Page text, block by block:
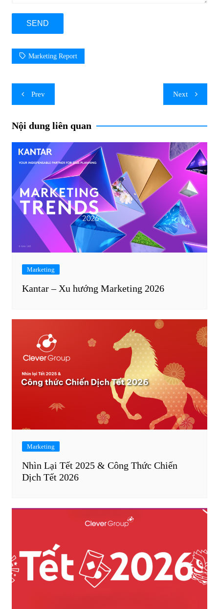
Marketing Report
Post
navigation
Prev Next
Nội dung liên quan
Marketing
Kantar – Xu hướng Marketing 2026
Marketing
Nhìn Lại Tết 2025 & Công Thức Chiến
Dịch Tết 2026